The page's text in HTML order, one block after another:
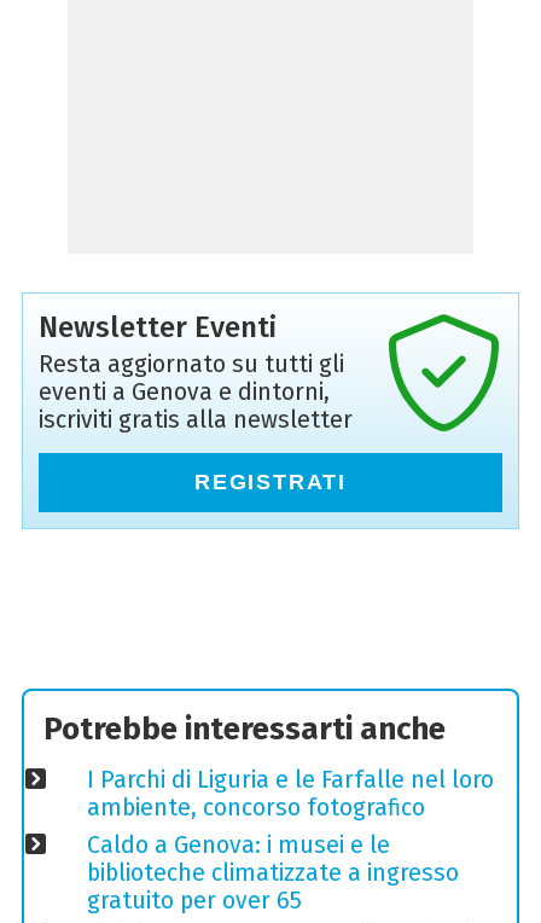
Newsletter Eventi
Resta aggiornato su tutti gli
eventi a Genova e dintorni,
iscriviti gratis alla newsletter
REGISTRATI
Potrebbe interessarti anche
I Parchi di Liguria e le Farfalle nel loro
ambiente, concorso fotografico
Caldo a Genova: i musei e le
biblioteche climatizzate a ingresso
gratuito per over 65